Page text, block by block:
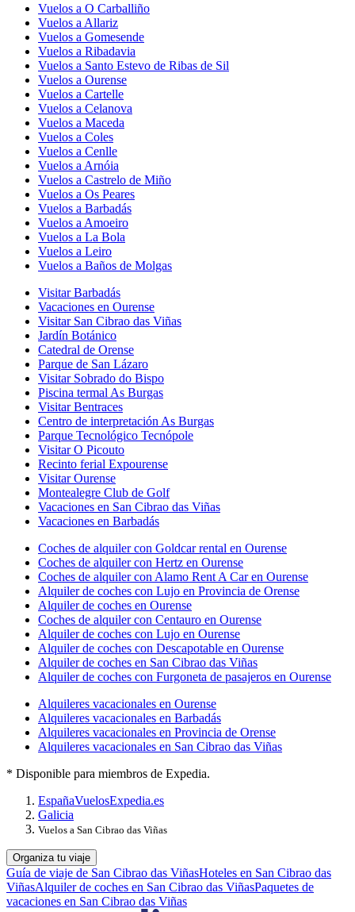
Vuelos a O Carballiño
Vuelos a Allariz
Vuelos a Gomesende
Vuelos a Ribadavia
Vuelos a Santo Estevo de Ribas de Sil
Vuelos a Ourense
Vuelos a Cartelle
Vuelos a Celanova
Vuelos a Maceda
Vuelos a Coles
Vuelos a Cenlle
Vuelos a Arnóia
Vuelos a Castrelo de Miño
Vuelos a Os Peares
Vuelos a Barbadás
Vuelos a Amoeiro
Vuelos a La Bola
Vuelos a Leiro
Vuelos a Baños de Molgas
Visitar Barbadás
Vacaciones en Ourense
Visitar San Cibrao das Viñas
Jardín Botánico
Catedral de Orense
Parque de San Lázaro
Visitar Sobrado do Bispo
Piscina termal As Burgas
Visitar Bentraces
Centro de interpretación As Burgas
Parque Tecnológico Tecnópole
Visitar O Picouto
Recinto ferial Expourense
Visitar Ourense
Montealegre Club de Golf
Vacaciones en San Cibrao das Viñas
Vacaciones en Barbadás
Coches de alquiler con Goldcar rental en Ourense
Coches de alquiler con Hertz en Ourense
Coches de alquiler con Alamo Rent A Car en Ourense
Alquiler de coches con Lujo en Provincia de Orense
Alquiler de coches en Ourense
Coches de alquiler con Centauro en Ourense
Alquiler de coches con Lujo en Ourense
Alquiler de coches con Descapotable en Ourense
Alquiler de coches en San Cibrao das Viñas
Alquiler de coches con Furgoneta de pasajeros en Ourense
Alquileres vacacionales en Ourense
Alquileres vacacionales en Barbadás
Alquileres vacacionales en Provincia de Orense
Alquileres vacacionales en San Cibrao das Viñas
* Disponible para miembros de Expedia.
EspañaVuelosExpedia.es
Galicia
Vuelos a San Cibrao das Viñas
Organiza tu viaje
Guía de viaje de San Cibrao das ViñasHoteles en San Cibrao das
ViñasAlquiler de coches en San Cibrao das ViñasPaquetes de
vacaciones en San Cibrao das Viñas